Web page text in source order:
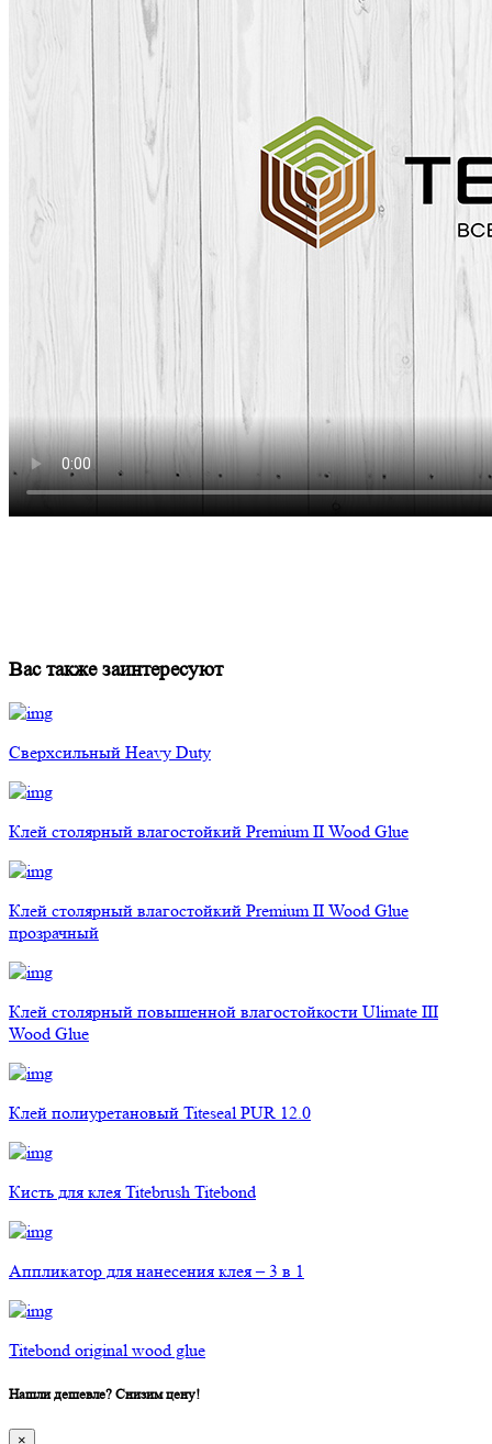
Вас также заинтересуют
Сверхсильный Heavy Duty
Клей столярный влагостойкий Premium II Wood Glue
Клей столярный влагостойкий Premium II Wood Glue
прозрачный
Клей столярный повышенной влагостойкости Ulimate III
Wood Glue
Клей полиуретановый Titeseal PUR 12.0
Кисть для клея Titebrush Titebond
Аппликатор для нанесения клея – 3 в 1
Titebond original wood glue
Нашли дешевле? Снизим цену!
×